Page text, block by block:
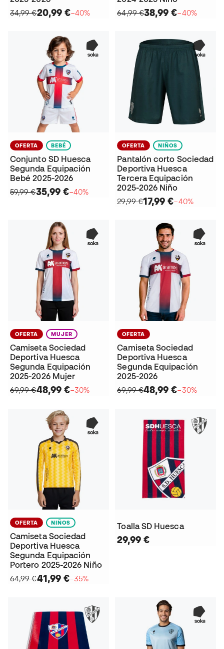
34,99 €20,99 €−40%
64,99 €38,99 €−40%
OFERTA BEBÉ
Conjunto SD Huesca
Segunda Equipación
Bebé 2025-2026
59,99 €35,99 €−40%
OFERTA NIÑOS
Pantalón corto Sociedad
Deportiva Huesca
Tercera Equipación
2025-2026 Niño
29,99 €17,99 €−40%
OFERTA MUJER
Camiseta Sociedad
Deportiva Huesca
Segunda Equipación
2025-2026 Mujer
69,99 €48,99 €−30%
OFERTA
Camiseta Sociedad
Deportiva Huesca
Segunda Equipación
2025-2026
69,99 €48,99 €−30%
OFERTA NIÑOS
Camiseta Sociedad
Deportiva Huesca
Segunda Equipación
Portero 2025-2026 Niño
64,99 €41,99 €−35%
Toalla SD Huesca
29,99 €